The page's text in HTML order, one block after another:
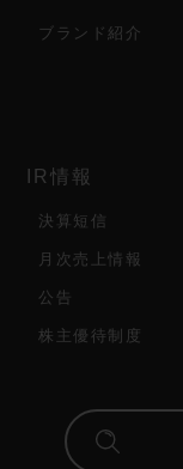
ブランド紹介
IR情報
決算短信
月次売上情報
公告
株主優待制度